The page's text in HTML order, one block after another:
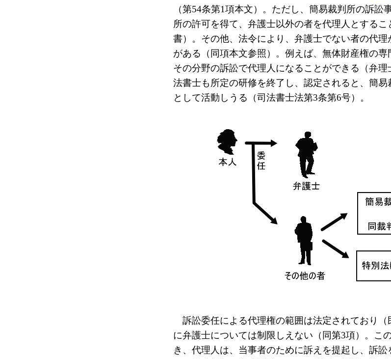
（第54条第1項本文）。ただし、簡易裁判所の訴訟
所の許可を得て、弁護士以外の者を代理人とするこ
書）。 その他、法令により、弁護士でない者の代理
がある（同項本文参照）。例えば、無体財産権の専
その分野の訴訟で代理人になることができる（弁理
法書士も所定の研修を終了し、認定されると、簡易
として活動しうる（司法書士法第3条第6号）。
訴訟委任による代理権の範囲は法定されており（
に弁護士については制限しえない（同第3項）。こ
き、代理人は、当事者のために訴えを提起し、訴